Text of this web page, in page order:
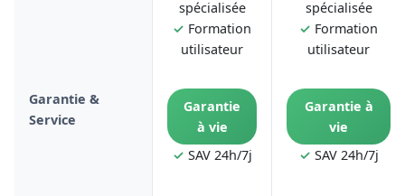
spécialisée
✓ Formation
utilisateur
spécialisée
✓ Formation
utilisateur
Garantie &
Service
Garantie
à vie
✓ SAV 24h/7j
Garantie à
vie
✓ SAV 24h/7j